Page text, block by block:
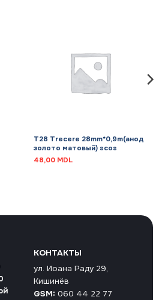
T28 Trecere 28mm*0,9m(анод
золото матовый) scos
48,00 MDL
КОНТАКТЫ
ул. Иоана Раду 29,
Кишинёв
GSM: 060 44 22 77